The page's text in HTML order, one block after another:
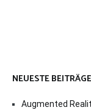
NEUESTE BEITRÄGE
Augmented